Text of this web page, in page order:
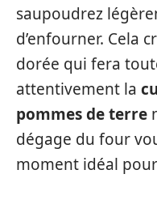
saupoudrez
d’enfourner. Cela
dorée qui fera
attentivement la
pommes de terre
dégage du four
moment idéal